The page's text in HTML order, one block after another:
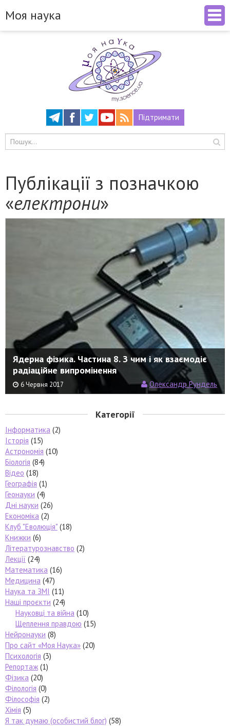
Підтримати
Моя наука
Публікації з позначкою
«електрони»
Ядерна фізика. Частина 8. З чим і як взаємодіє
радіаційне випромінення
6 Червня 2017 Олександр Рундель
Категорії
Інформатика (2)
Історія (15)
Астрономія (10)
Біологія (84)
Відео (18)
Географія (1)
Геонауки (4)
Дні науки (26)
Економіка (2)
Клуб "Еволюція" (18)
Книжки (6)
Літературознавство (2)
Лекції (24)
Математика (16)
Медицина (47)
Наука та ЗМІ (11)
Наші проєкти (24)
Науковці та війна (10)
Щеплення правдою (15)
Нейронауки (8)
Про сайт «Моя Наука» (20)
Психологія (3)
Репортаж (1)
Фізика (20)
Філологія (0)
Філософія (2)
Хімія (5)
Я так думаю (особистий блог) (58)